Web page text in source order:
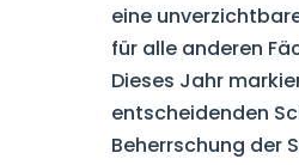
eine
für alle anderen
Dieses Jahr
entscheidenden
Beherrschung der